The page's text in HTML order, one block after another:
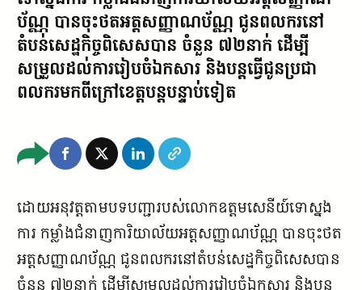
ប័ណ្ណ បានចុះថតអត្តសញ្ញាណប័ណ្ណ ជូនពលករនៅ
តំបន់សេដ្ឋកិច្ចពិសេសបាន ចំនួន ៧២នាក់ ដេីម្បី​
សម្រួល​ដល់​ការ​រៀបចំ​ឯកសារ​ និងបន្តធ្វើជូនប្រជា
ពលករមក​ពីក្រៅខេត្តបន្តបន្ទាប់ទៀត
ដោយអនុវត្តតាមបទបញ្ជារបស់លោកឧត្តមសេនីយ៍ទោស្នង
ការ​ កម្លាំងជំនាញការិយាល័យអត្តសញ្ញាណប័ណ្ណ បានចុះថត
អត្តសញ្ញាណប័ណ្ណ ជូនពលករនៅតំបន់សេដ្ឋកិច្ចពិសេសបាន
ចំនួន ៧២នាក់ ដេីម្បី​សម្រួល​ដល់​ការ​រៀបចំ​ឯកសារ​ និងបន្ត